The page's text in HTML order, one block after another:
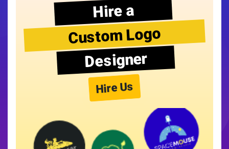
Hire a
Custom Logo
Designer
Hire Us